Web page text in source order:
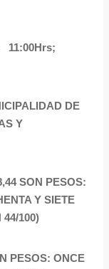
11:00Hrs;
DE
Y
SON PESOS:
Y SIETE
44/100)
PESOS: ONCE